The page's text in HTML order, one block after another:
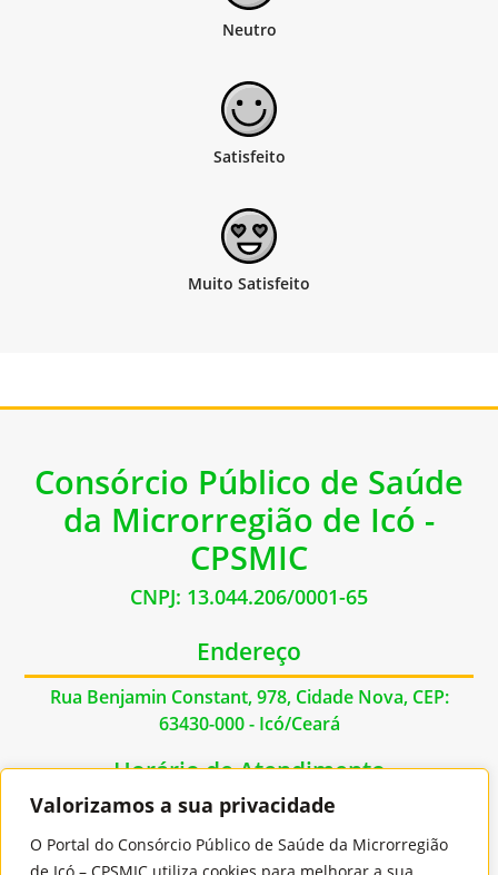
Valorizamos a sua privacidade
O Portal do Consórcio Público de Saúde da Microrregião
Consórcio Público de Saúde
da Microrregião de Icó -
CPSMIC
CNPJ: 13.044.206/0001-65
Endereço
Rua Benjamin Constant, 978, Cidade Nova, CEP:
63430-000 - Icó/Ceará
Horário de Atendimento
De Segunda à Sexta das 07:00hs às 17:00hs
Contato